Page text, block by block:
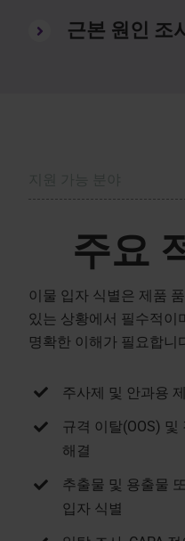
근본 원인 조
주요
이물 입자 식별은 제품
있는 상황에서 필수적이
명확한 이해가 필요합니
주사제 및 안과용
규격 이탈(OOS) 및
해결
추출물 및 용출물
입자 식별